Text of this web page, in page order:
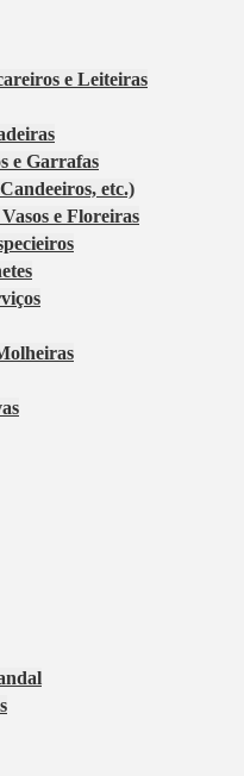
e Leiteiras
e Garrafas
etc.)
e Floreiras